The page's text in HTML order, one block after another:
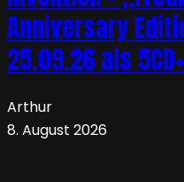
Anniversary
25.09.26 als
Arthur
8. August 2026